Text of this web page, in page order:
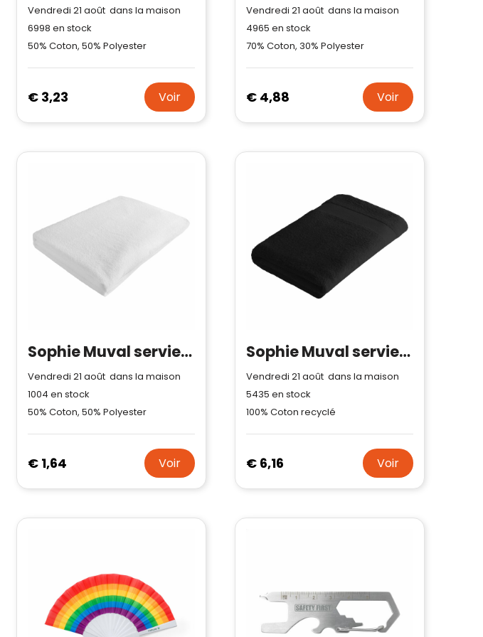
Vendredi 21 août dans la maison
6998 en stock
50% Coton, 50% Polyester
€ 3,23 Voir
Vendredi 21 août dans la maison
4965 en stock
70% Coton, 30% Polyester
€ 4,88 Voir
Sophie Muval serviette invité sublimée 50x30 cm, 350 gr/m²
Vendredi 21 août dans la maison
1004 en stock
50% Coton, 50% Polyester
€ 1,64 Voir
Sophie Muval serviette recyclée 140x70 cm, 450 gr/m²
Vendredi 21 août dans la maison
5435 en stock
100% Coton recyclé
€ 6,16 Voir
2026-04-